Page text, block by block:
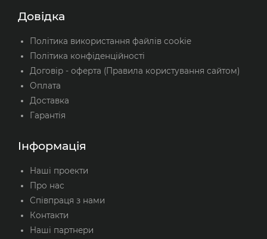
Довідка
Політика використання файлів cookie
Політика конфіденційності
Договір - оферта (Правила користування сайтом)
Оплата
Доставка
Гарантія
Інформація
Наші проекти
Про нас
Співпраця з нами
Контакти
Наші партнери